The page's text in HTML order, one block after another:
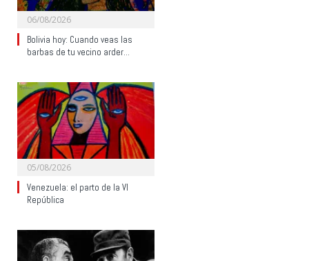
06/08/2026
Bolivia hoy: Cuando veas las
barbas de tu vecino arder…
05/08/2026
Venezuela: el parto de la VI
República